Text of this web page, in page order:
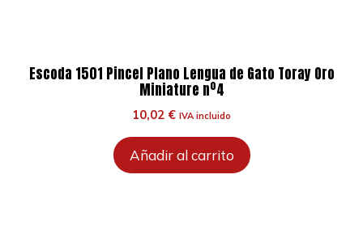
Escoda 1501 Pincel Plano Lengua de Gato Toray Oro
Miniature nº4
10,02 € IVA incluido
Añadir al carrito